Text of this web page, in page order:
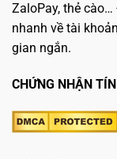
ZaloPay, thẻ
nhanh về tài
gian ngắn.
CHỨNG NHẬN